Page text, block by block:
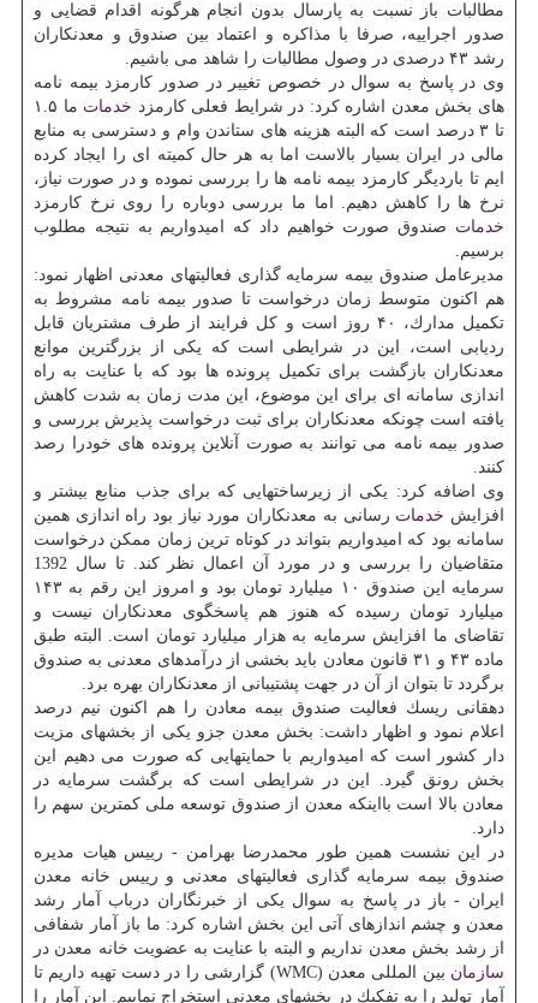
مطالبات باز نسبت به پارسال بدون انجام هرگونه اقدام قضایی و
صدور اجراییه، صرفا با مذاكره و اعتماد بین صندوق و معدنكاران
رشد ۴۳ درصدی در وصول مطالبات را شاهد می باشیم.
وی در پاسخ به سوال در خصوص تغییر در صدور كارمزد بیمه نامه
های بخش معدن اشاره كرد: در شرایط فعلی كارمزد خدمات
ما ۱.۵
تا ۳ درصد است كه البته هزینه های ستاندن وام و دسترسی به منابع
مالی در ایران بسیار بالاست اما به هر حال كمیته ای را ایجاد كرده
ایم تا باردیگر كارمزد بیمه نامه ها را بررسی نموده و در صورت نیاز،
نرخ ها را كاهش دهیم. اما ما بررسی دوباره را روی نرخ كارمزد
خدمات صندوق صورت خواهیم داد كه امیدواریم به نتیجه مطلوب
برسیم.
مدیرعامل صندوق بیمه سرمایه گذاری فعالیتهای معدنی اظهار نمود:
هم اكنون متوسط زمان درخواست تا صدور بیمه نامه مشروط به
تكمیل مدارك، ۴۰ روز است و كل فرایند از طرف مشتریان قابل
ردیابی است، این در شرایطی است كه یكی از بزرگترین موانع
معدنكاران بازگشت برای تكمیل پرونده ها بود كه با عنایت به راه
اندازی سامانه ای برای این موضوع، این مدت زمان به شدت كاهش
یافته است چونكه معدنكاران برای ثبت درخواست پذیرش بررسی و
صدور بیمه نامه می توانند به صورت آنلاین پرونده های خودرا رصد
كنند.
وی اضافه كرد: یكی از زیرساختهایی كه برای جذب منابع بیشتر و
افزایش خدمات رسانی به معدنكاران مورد نیاز بود راه اندازی همین
سامانه بود كه امیدواریم بتواند در كوتاه ترین زمان ممكن درخواست
متقاضیان را بررسی و در مورد آن اعمال نظر كند. تا سال 1392
سرمایه این صندوق ۱۰ میلیارد تومان بود و امروز این رقم به ۱۴۳
میلیارد تومان رسیده كه هنوز هم پاسخگوی معدنكاران نیست و
تقاضای ما افزایش سرمایه به هزار میلیارد تومان است. البته طبق
ماده ۴۳ و ۳۱ قانون معادن باید بخشی از درآمدهای معدنی به صندوق
برگردد تا بتوان از آن در جهت پشتیبانی از معدنكاران بهره برد.
دهقانی ریسك فعالیت صندوق بیمه معادن را هم اكنون نیم درصد
اعلام نمود و اظهار داشت: بخش معدن جزو یكی از بخشهای مزیت
دار كشور است كه امیدواریم با حمایتهایی كه صورت می دهیم این
بخش رونق گیرد. این در شرایطی است كه برگشت سرمایه در
معادن بالا است بااینكه معدن از صندوق توسعه ملی كمترین سهم را
دارد.
در این نشست همین طور محمدرضا بهرامن - رییس هیات مدیره
صندوق بیمه سرمایه گذاری فعالیتهای معدنی و رییس خانه معدن
ایران - باز در پاسخ به سوال یكی از خبرنگاران درباب آمار رشد
معدن و چشم اندازهای آتی این بخش اشاره كرد: ما باز آمار شفافی
از رشد بخش معدن نداریم و البته با عنایت به عضویت خانه معدن در
سازمان
بین المللی معدن (WMC) گزارشی را در دست تهیه داریم تا
آمار تولید را به تفكیك در بخشهای معدنی استخراج نماییم. این آمار را